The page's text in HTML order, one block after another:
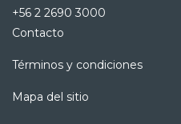
+56 2 2690 3000
Contacto
Términos y condiciones
Mapa del sitio